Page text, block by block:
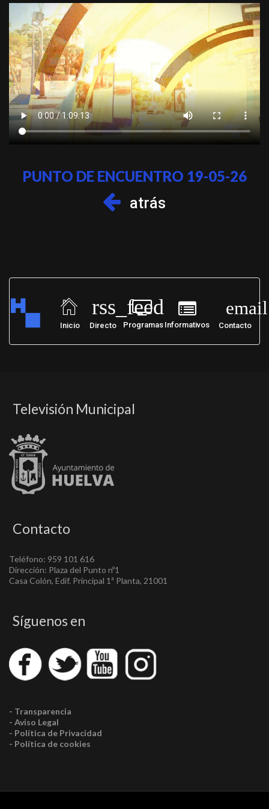
PUNTO DE ENCUENTRO 19-05-26
atrás
Inicio Directo Programas Informativos Contacto
rss_feed email
Televisión Municipal
Contacto
Teléfono: 959 101 616
Dirección: Plaza del Punto nº1
Casa Colón, Edif. Principal 1ª Planta, 21001
Síguenos en
- Transparencia
- Aviso Legal
- Política de Privacidad
- Política de cookies